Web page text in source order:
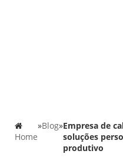
Home
»Blog»Empresa de
soluções
produtivo